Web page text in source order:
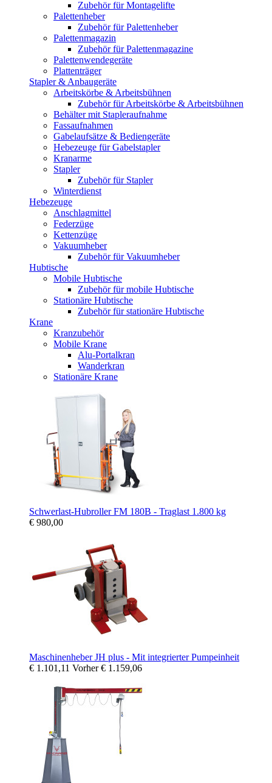
Zubehör für Montagelifte
Palettenheber
Zubehör für Palettenheber
Palettenmagazin
Zubehör für Palettenmagazine
Palettenwendegeräte
Plattenträger
Stapler & Anbaugeräte
Arbeitskörbe & Arbeitsbühnen
Zubehör für Arbeitskörbe & Arbeitsbühnen
Behälter mit Stapleraufnahme
Fassaufnahmen
Gabelaufsätze & Bediengeräte
Hebezeuge für Gabelstapler
Kranarme
Stapler
Zubehör für Stapler
Winterdienst
Hebezeuge
Anschlagmittel
Federzüge
Kettenzüge
Vakuumheber
Zubehör für Vakuumheber
Hubtische
Mobile Hubtische
Zubehör für mobile Hubtische
Stationäre Hubtische
Zubehör für stationäre Hubtische
Krane
Kranzubehör
Mobile Krane
Alu-Portalkran
Wanderkran
Stationäre Krane
Schwerlast-Hubroller FM 180B - Traglast 1.800 kg
€ 980,00
Maschinenheber JH plus - Mit integrierter Pumpeinheit
€ 1.101,11 Vorher€ 1.159,06